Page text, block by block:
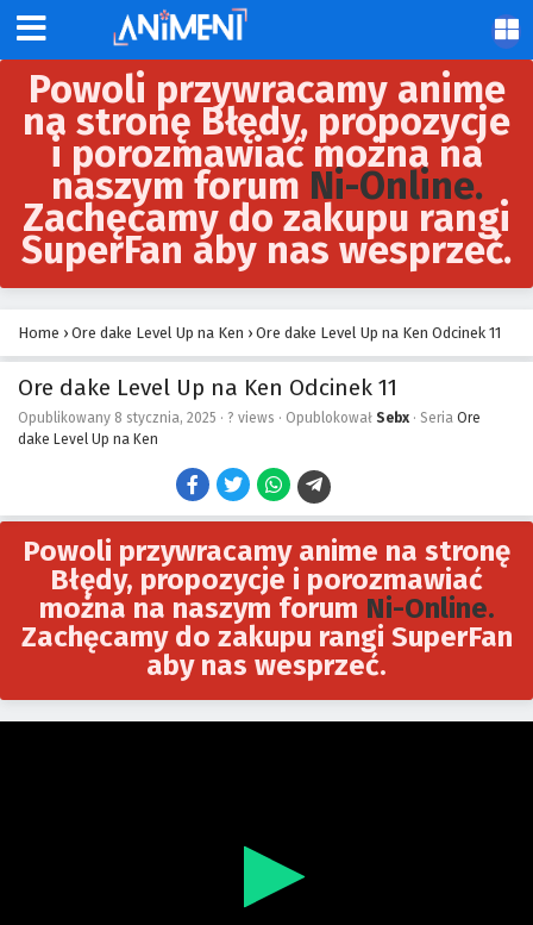
Powoli przywracamy anime
na stronę Błędy, propozycje
i porozmawiać można na
naszym forum Ni-Online.
Zachęcamy do zakupu rangi
SuperFan aby nas wesprzeć.
Home › Ore dake Level Up na Ken › Ore dake Level Up na Ken Odcinek 11
Ore dake Level Up na Ken Odcinek 11
Opublikowany 8 stycznia, 2025 · ? views · Opublokował Sebx · Seria Ore
dake Level Up na Ken
Powoli przywracamy anime na stronę
Błędy, propozycje i porozmawiać
można na naszym forum Ni-Online.
Zachęcamy do zakupu rangi SuperFan
aby nas wesprzeć.